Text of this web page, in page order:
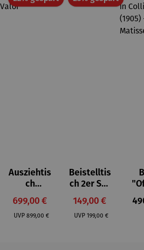
Ausziehtis
ch
Aluminium
– Valor
Verkaufspreis:
699,00 €
UVP Regulärer Preis:
899,00 €
Beistelltis
ch 2er Set
– Dalias
Verkaufspreis:
149,00 €
UVP Regulärer Preis:
199,00 €